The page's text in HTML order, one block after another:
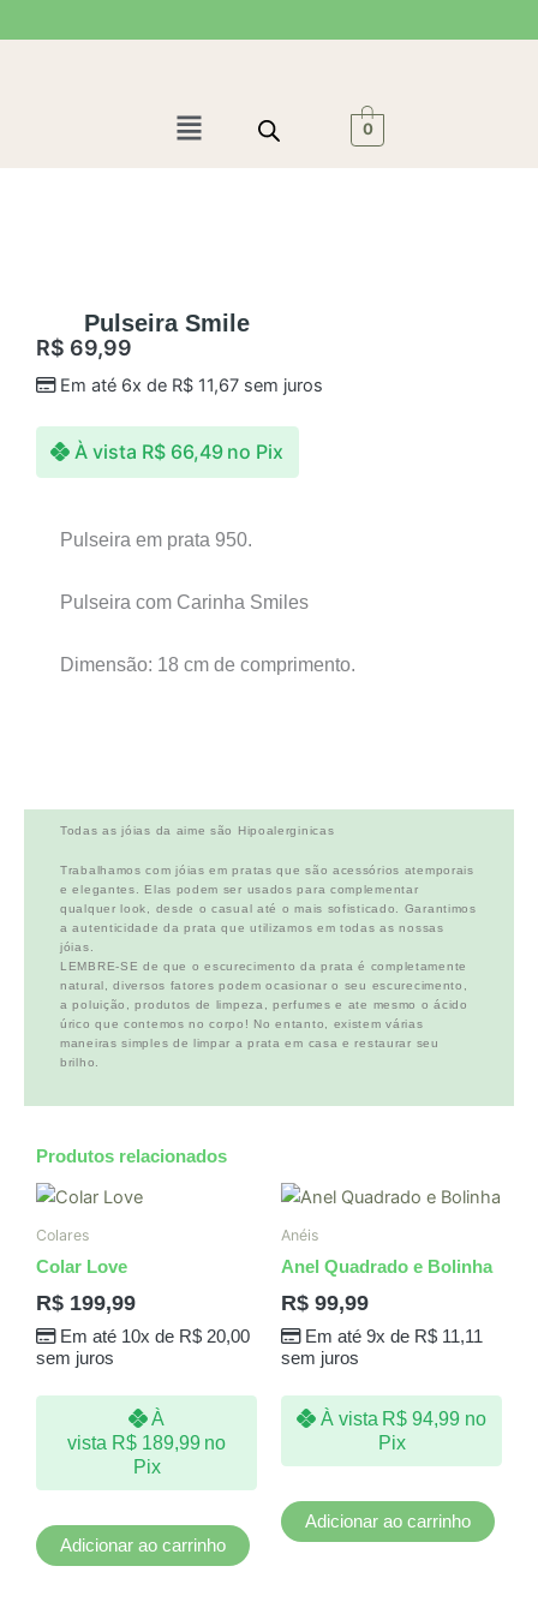
para
Menu 0
Pulseira Smile
R$ 69,99
Em até 6x de R$11,67sem juros
À vista R$66,49 no Pix
Pulseira em prata 950.
Pulseira com Carinha Smiles
Dimensão: 18 cm de comprimento.
Todas as jóias da aime são Hipoalerginicas
Trabalhamos com jóias em pratas que são acessórios atemporais
e elegantes. Elas podem ser usados para complementar
qualquer look, desde o casual até o mais sofisticado. Garantimos
a autenticidade da prata que utilizamos em todas as nossas
jóias.
LEMBRE-SE de que o escurecimento da prata é completamente
natural, diversos fatores podem ocasionar o seu escurecimento,
a poluição, produtos de limpeza, perfumes e ate mesmo o ácido
úrico que contemos no corpo! No entanto, existem várias
maneiras simples de limpar a prata em casa e restaurar seu
brilho.
Produtos relacionados
Colares
Colar Love
R$ 199,99
Em até 10x de R$20,00
sem juros
À
vista R$189,99 no
Pix
Adicionar ao carrinho
Anéis
Anel Quadrado e Bolinha
R$ 99,99
Em até 9x de R$11,11
sem juros
À vista R$ 94,99 no
Pix
Adicionar ao carrinho